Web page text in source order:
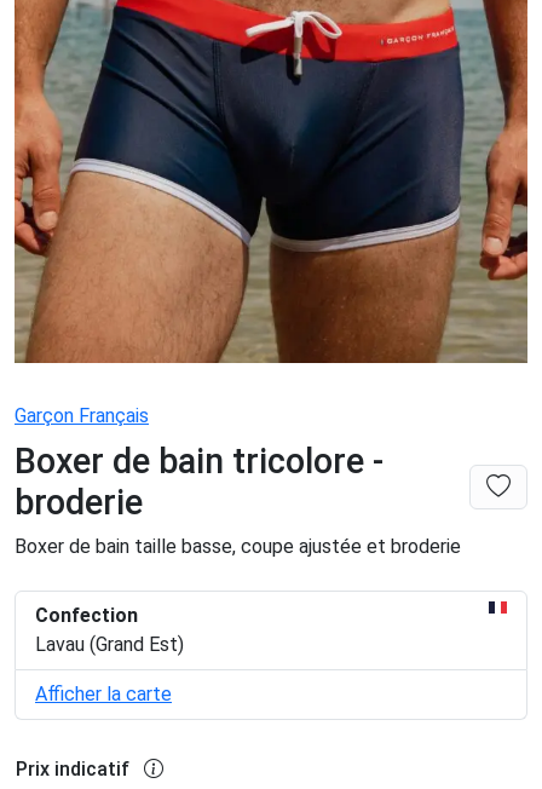
Garçon Français
Boxer de bain tricolore -
broderie
Boxer de bain taille basse, coupe ajustée et broderie
Confection
Lavau (Grand Est)
Afficher la carte
Prix indicatif